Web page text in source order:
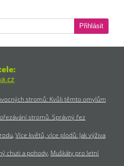
Přihlásit
stromů: Kvůli těmto omylům
stromů. Správný řez
Více květů, více plodů: Jak výživa
chuti a pohody Muškáty pro letní